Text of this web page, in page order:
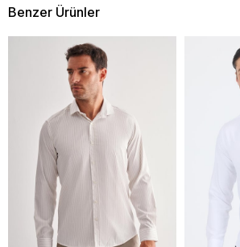
Benzer Ürünler